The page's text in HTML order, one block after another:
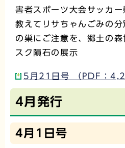
害者スポーツ大会サッカー
教えてリサちゃんごみの
の巣にご注意を、郷土の
スク隕石の展示
5月21日号 （PDF：
4月発行
4月1日号